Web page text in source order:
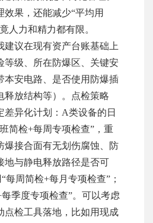
果，还能减少“平均用
人力和精力都有限。
建议在现有资产台账基础上
等级、所在防爆区、关键安
本安电路、是否使用防爆插
释放结构等）。点检策略
差异化计划：A类设备的日
简检+每周专项检查”，重
爆接合面有无划伤腐蚀、防
地与静电释放路径是否可
每周简检+每月专项检查”；
季度专项检查”。可以考虑
点检工具落地，比如用现成